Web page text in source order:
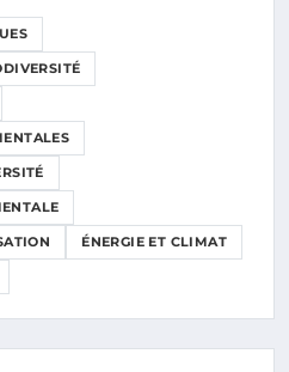
ÉNERGIE ET CLIMAT